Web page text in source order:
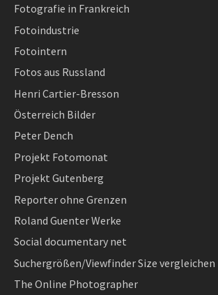
Fotografie in Frankreich
Fotoindustrie
Fotointern
Fotos aus Russland
Henri Cartier-Bresson
Österreich Bilder
Peter Dench
Projekt Fotomonat
Projekt Gutenberg
Reporter ohne Grenzen
Roland Guenter Werke
Social documentary net
Suchergrößen/Viewfinder Size vergleichen
The Online Photographer